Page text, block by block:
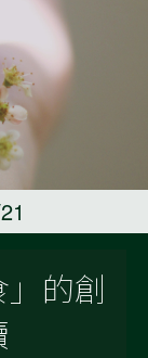
的創